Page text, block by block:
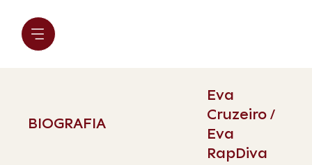
BIOGRAFIA
Eva
Cruzeiro /
Eva
RapDiva